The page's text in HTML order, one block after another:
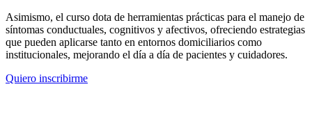
Asimismo, el curso dota de herramientas prácticas para el manejo de
síntomas conductuales, cognitivos y afectivos, ofreciendo estrategias
que pueden aplicarse tanto en entornos domiciliarios como
institucionales, mejorando el día a día de pacientes y cuidadores.
Quiero inscribirme